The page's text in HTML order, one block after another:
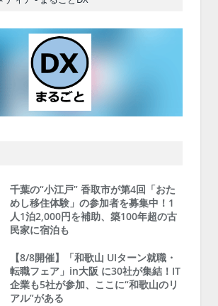
千葉の“小江戸” 香取市が第4回「おた
めし移住体験」の参加者を募集中！1
人1泊2,000円を補助、築100年超の古
民家に宿泊も
【8/8開催】「和歌山 UIターン就職・
転職フェア」in大阪 に30社が集結！IT
企業も5社が参加、ここに“和歌山のリ
アル”がある